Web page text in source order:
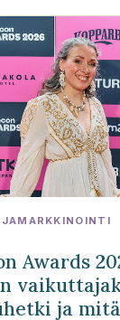
Awards
ja